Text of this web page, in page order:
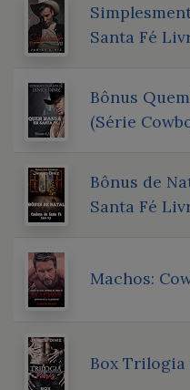
Santa Fé
Bônus
(Série
Bônus de
Santa Fé
Machos:
Box Trilogia